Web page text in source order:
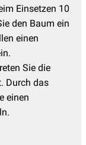
Einsetzen 10
den Baum ein
einen
Sie die
Durch das
einen